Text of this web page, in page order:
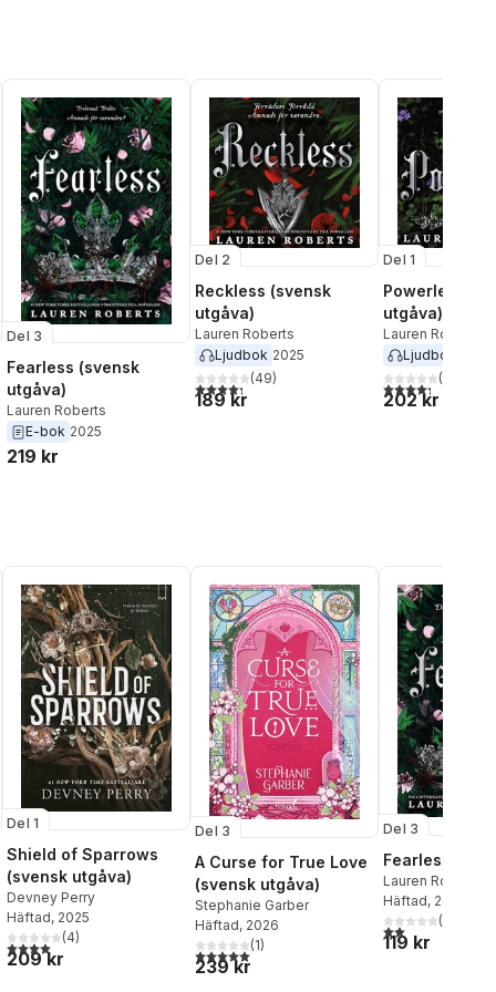
Del 3
Fearless (svensk
utgåva)
Lauren Roberts
E-bok 2025
219 kr
Del 2
Reckless (svensk
utgåva)
Lauren Roberts
Ljudbok 2025
4,3utav 5 stjärnor. Totalt antal röster:
(49)
189 kr
Del 1
Powerless
utgåva)
Lauren Roberts
Ljudbok
4,3utav 5(
202 kr
röster:
Del 1
Shield of Sparrows
(svensk utgåva)
Devney Perry
Häftad, 2025
4,0utav 5 stjärnor. Totalt antal röster:
(4)
209 kr
Del 3
A Curse for True Love
(svensk utgåva)
Stephanie Garber
Häftad, 2026
5,0utav 5 stjärnor. Totalt antal röster:
(1)
239 kr
Del 3
Fearless
Lauren Roberts
Häftad, 2026
2,0utav 5(
119 kr